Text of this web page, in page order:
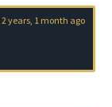
2 years, 1 month ago